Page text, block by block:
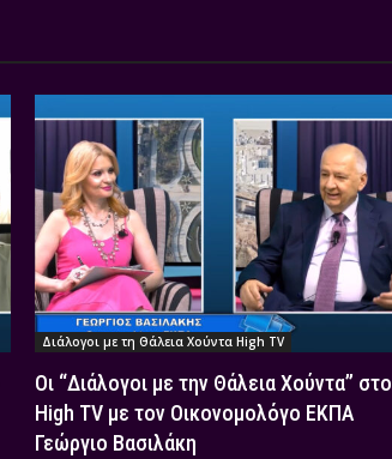
Διάλογοι με τη Θάλεια Χούντα High TV
Οι “Διάλογοι με την Θάλεια Χούντα” στο
High TV με τον Οικονομολόγο ΕΚΠΑ
Γεώργιο Βασιλάκη